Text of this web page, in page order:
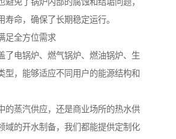
避免了锅炉内部的腐蚀和结垢问题，
寿命，确保了长期稳定运行。
足全方位需求
了电锅炉、燃气锅炉、燃油锅炉、生
型，能够适应不同用户的能源结构和
的蒸汽供应，还是商业场所的热水供
域的开水制备，我们都能提供定制化